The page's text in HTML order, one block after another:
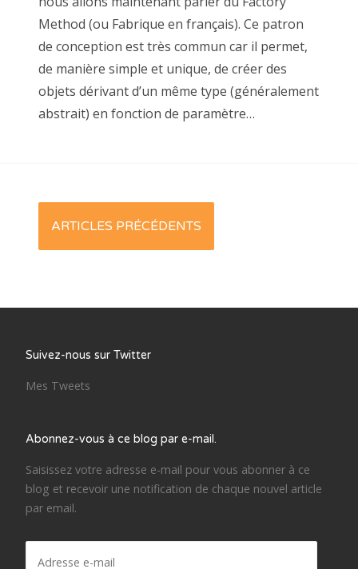
Method (ou Fabrique en français). Ce patron
de conception est très commun car il permet,
de manière simple et unique, de créer des
objets dérivant d’un même type (généralement
abstrait) en fonction de paramètre…
Posts
navigation
ARTICLES PRÉCÉDENTS
Suivez-nous sur Twitter
Mes Tweets
Abonnez-vous à ce blog par e-mail.
Saisissez votre adresse e-mail pour vous abonner à ce
blog et recevoir une notification de chaque nouvel article
par email.